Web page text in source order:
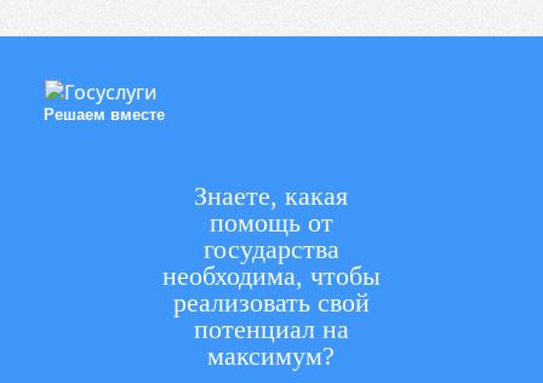
Решаем вместе
Знаете, какая
помощь от
государства
необходима, чтобы
реализовать свой
потенциал на
максимум?